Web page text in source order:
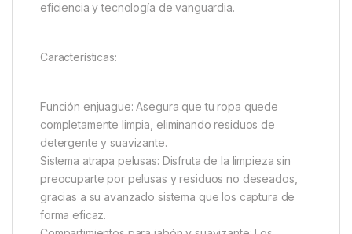
eficiencia y tecnología de vanguardia.
Características:
Función enjuague: Asegura que tu ropa quede
completamente limpia, eliminando residuos de
detergente y suavizante.
Sistema atrapa pelusas: Disfruta de la limpieza sin
preocuparte por pelusas y residuos no deseados,
gracias a su avanzado sistema que los captura de
forma eficaz.